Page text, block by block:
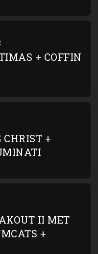
+ COFFIN
CHRIST +
II MET
+